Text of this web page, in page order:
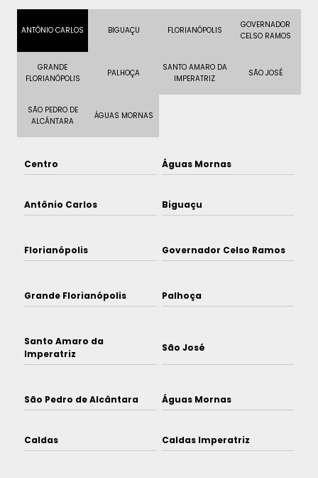
ANTÔNIO CARLOS BIGUAÇU FLORIANÓPOLIS
GOVERNADOR
CELSO RAMOS
GRANDE
FLORIANÓPOLIS
PALHOÇA
SANTO AMARO DA
IMPERATRIZ
SÃO JOSÉ
SÃO PEDRO DE
ALCÂNTARA
ÁGUAS MORNAS
Centro Águas Mornas
Antônio Carlos Biguaçu
Florianópolis Governador Celso Ramos
Grande Florianópolis Palhoça
Santo Amaro da
Imperatriz
São José
São Pedro de Alcântara Águas Mornas
Caldas Caldas Imperatriz